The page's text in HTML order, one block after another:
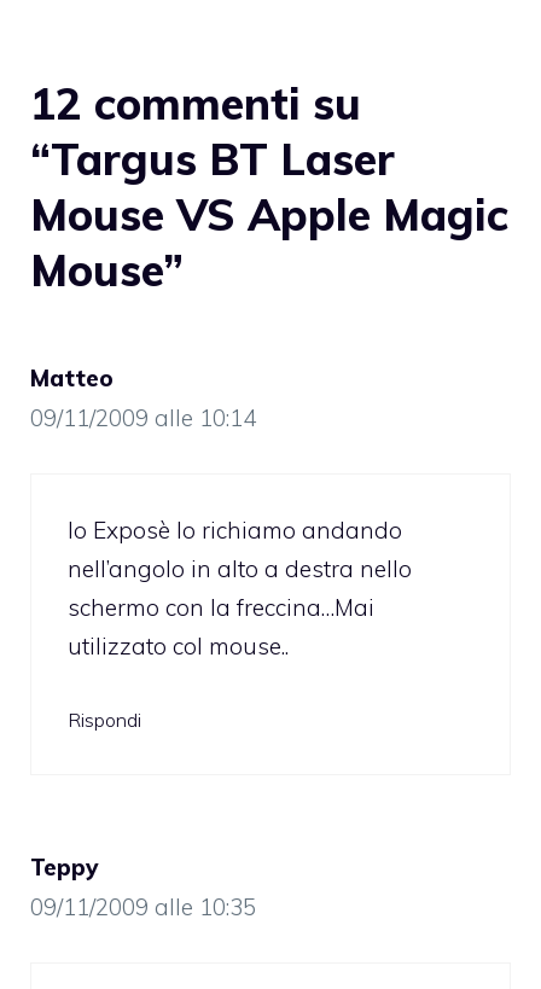
12 commenti su
“Targus BT Laser
Mouse VS Apple Magic
Mouse”
Matteo
09/11/2009 alle 10:14
Io Exposè lo richiamo andando
nell’angolo in alto a destra nello
schermo con la freccina…Mai
utilizzato col mouse..
Rispondi
Teppy
09/11/2009 alle 10:35